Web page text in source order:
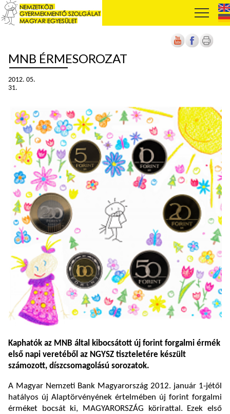
MNB ÉRMESOROZAT
2012. 05.
31.
Kaphatók az MNB által kibocsátott új forint forgalmi érmék
első napi veretéből az NGYSZ tiszteletére készült
számozott, díszcsomagolású sorozatok.
A Magyar Nemzeti Bank Magyarország 2012. január 1-jétől
hatályos új Alaptörvényének értelmében új forint forgalmi
érméket bocsát ki, MAGYARORSZÁG körirattal. Ezek első